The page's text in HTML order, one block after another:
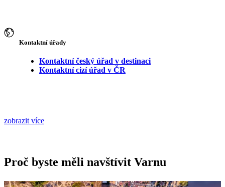
Kontaktní úřady
Kontaktní český úřad v destinaci
Kontaktní cizí úřad v ČR
zobrazit více
Proč byste měli navštívit Varnu